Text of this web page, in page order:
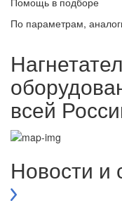
По параметрам,
всей
Новости и